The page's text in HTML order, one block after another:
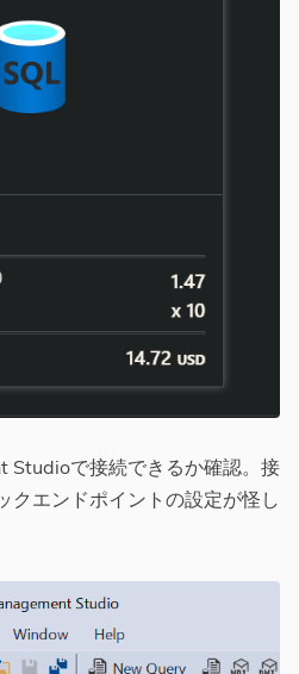
Studioで接続できるか確認。接
クエンドポイントの設定が怪し